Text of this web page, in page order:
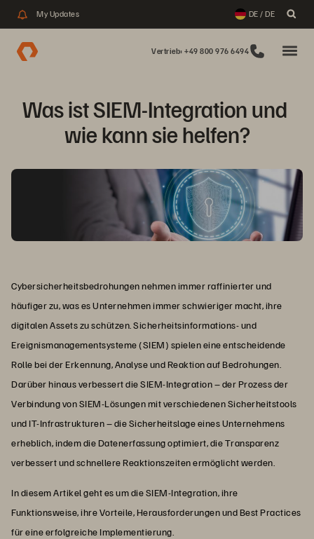
My Updates DE / DE
Vertrieb: +49 800 976 6494
Was ist SIEM-Integration und
wie kann sie helfen?
Cybersicherheitsbedrohungen nehmen immer raffinierter und
häufiger zu, was es Unternehmen immer schwieriger macht, ihre
digitalen Assets zu schützen. Sicherheitsinformations- und
Ereignismanagementsysteme (SIEM) spielen eine entscheidende
Rolle bei der Erkennung, Analyse und Reaktion auf Bedrohungen.
Darüber hinaus verbessert die SIEM-Integration – der Prozess der
Verbindung von SIEM-Lösungen mit verschiedenen Sicherheitstools
und IT-Infrastrukturen – die Sicherheitslage eines Unternehmens
erheblich, indem die Datenerfassung optimiert, die Transparenz
verbessert und schnellere Reaktionszeiten ermöglicht werden.
In diesem Artikel geht es um die SIEM-Integration, ihre
Funktionsweise, ihre Vorteile, Herausforderungen und Best Practices
für eine erfolgreiche Implementierung.